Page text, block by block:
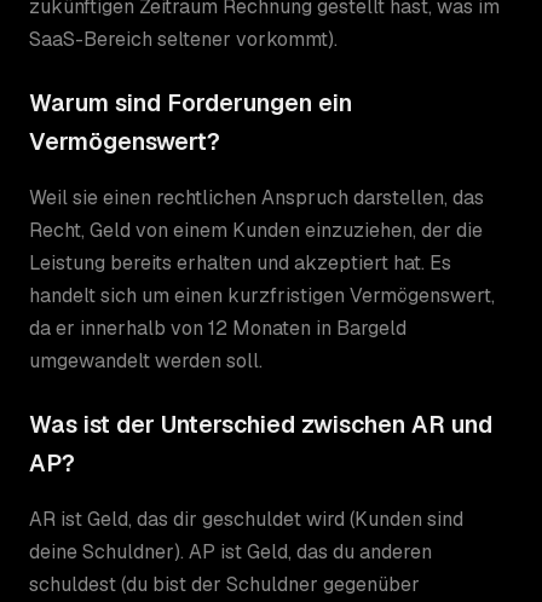
zukünftigen Zeitraum Rechnung gestellt hast, was im
SaaS-Bereich seltener vorkommt).
Warum sind Forderungen ein
Vermögenswert?
Weil sie einen rechtlichen Anspruch darstellen, das
Recht, Geld von einem Kunden einzuziehen, der die
Leistung bereits erhalten und akzeptiert hat. Es
handelt sich um einen kurzfristigen Vermögenswert,
da er innerhalb von 12 Monaten in Bargeld
umgewandelt werden soll.
Was ist der Unterschied zwischen AR und
AP?
AR ist Geld, das dir geschuldet wird (Kunden sind
deine Schuldner). AP ist Geld, das du anderen
schuldest (du bist der Schuldner gegenüber